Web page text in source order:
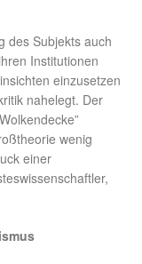
des Subjekts auch
Institutionen
einzusetzen
nahelegt. Der
wenig
einer